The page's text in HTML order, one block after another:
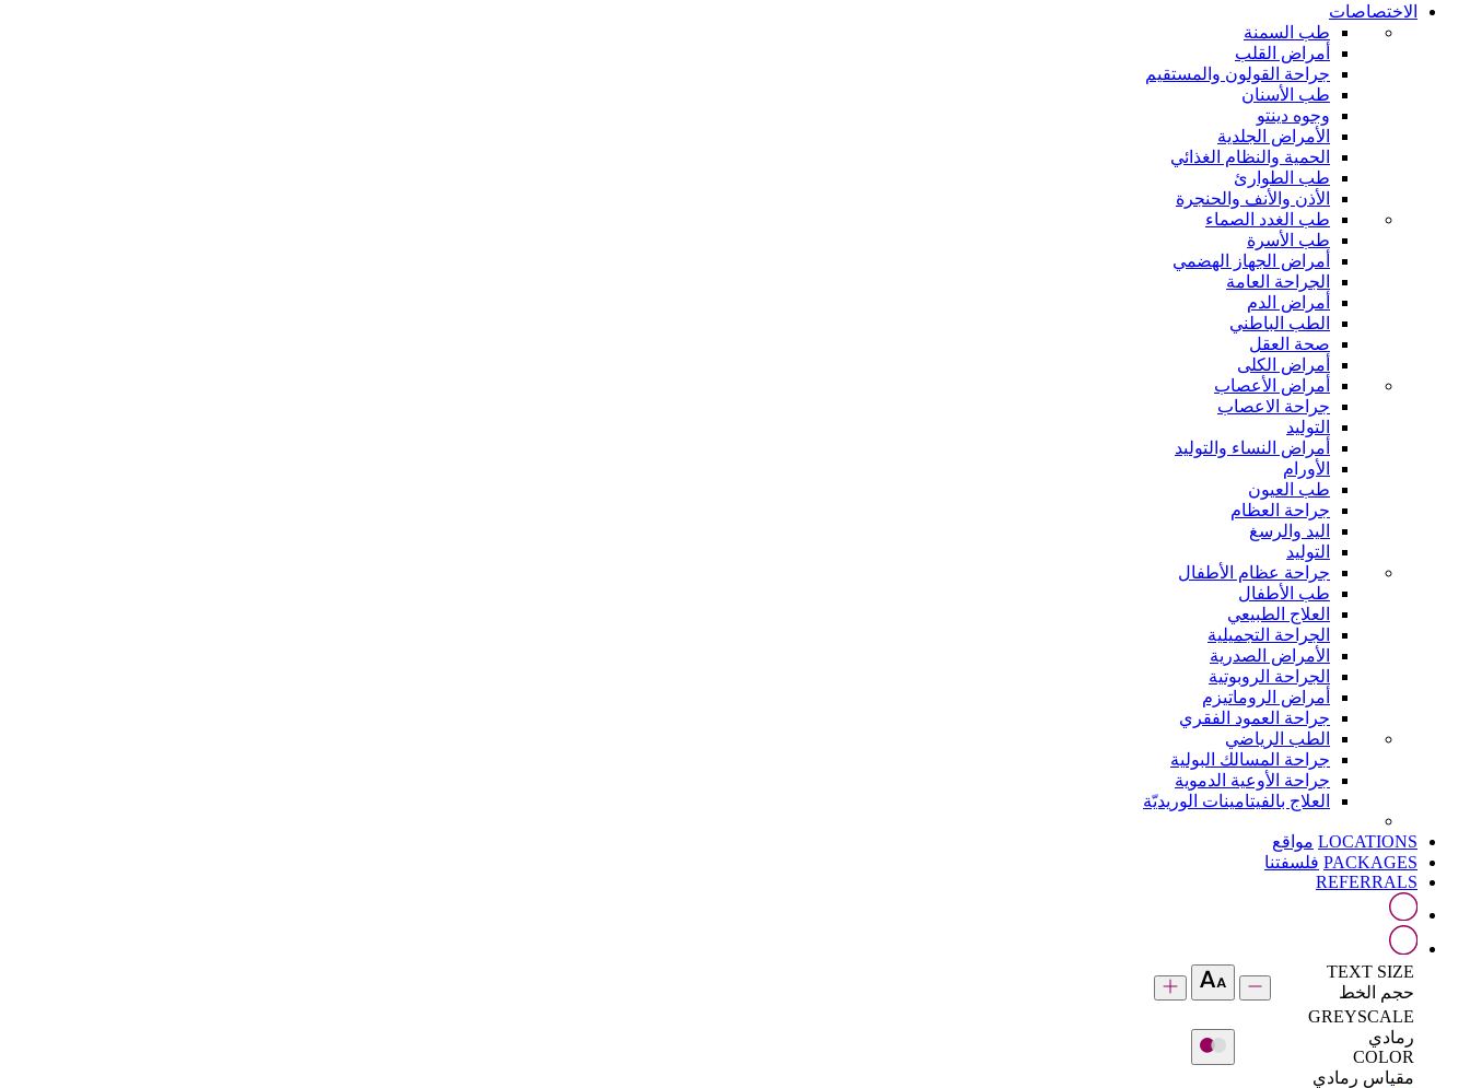
الاختصاصات
طب السمنة
أمراض القلب
جراحة القولون والمستقيم
طب الأسنان
وجوه دينتو
الأمراض الجلدية
الحمية والنظام الغذائي
طب الطوارئ
الأذن والأنف والحنجرة
طب الغدد الصماء
طب الأسرة
أمراض الجهاز الهضمي
الجراحة العامة
أمراض الدم
الطب الباطني
صحة العقل
أمراض الكلى
أمراض الأعصاب
جراحة الاعصاب
التوليد
أمراض النساء والتوليد
الأورام
طب العيون
جراحة العظام
اليد والرسغ
التوليد
جراحة عظام الأطفال
طب الأطفال
العلاج الطبيعي
الجراحة التجميلية
الأمراض الصدرية
الجراحة الروبوتية
أمراض الروماتيزم
جراحة العمود الفقري
الطب الرياضي
جراحة المسالك البولية
جراحة الأوعية الدموية
العلاج بالفيتامينات الوريديّة
LOCATIONS مواقع
PACKAGES فلسفتنا
REFERRALS
TEXT SIZE
حجم الخط
GREYSCALE
رمادي
COLOR
مقياس رمادي